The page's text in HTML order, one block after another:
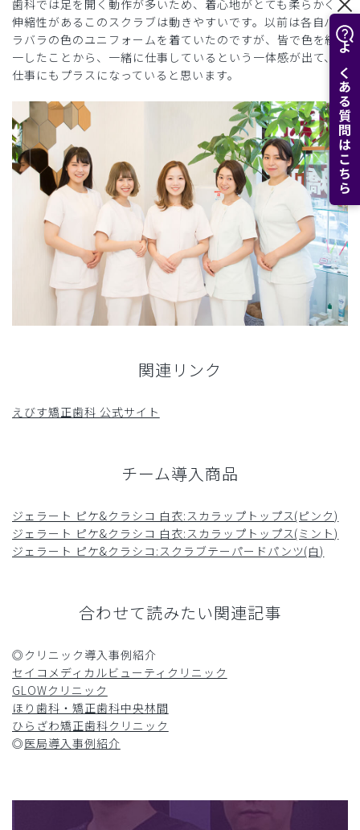
よくある質問はこちら
歯科では足を開く動作が多いため、着心地がとても柔らかく
伸縮性があるこのスクラブは動きやすいです。以前は各自バ
ラバラの色のユニフォームを着ていたのですが、皆で色を統
一したことから、一緒に仕事しているという一体感が出て、
仕事にもプラスになっていると思います。
関連リンク
えびす矯正歯科 公式サイト
チーム導入商品
ジェラート ピケ&クラシコ 白衣:スカラップトップス(ピンク)
ジェラート ピケ&クラシコ 白衣:スカラップトップス(ミント)
ジェラート ピケ&クラシコ:スクラブテーパードパンツ(白)
合わせて読みたい関連記事
◎クリニック導入事例紹介
セイコメディカルビューティクリニック
GLOWクリニック
ほり歯科・矯正歯科中央林間
ひらざわ矯正歯科クリニック
◎医局導入事例紹介